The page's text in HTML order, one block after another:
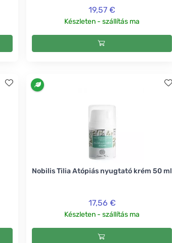
19,57 €
Készleten - szállítás ma
Nobilis Tilia Atópiás nyugtató krém 50 ml
17,56 €
Készleten - szállítás ma